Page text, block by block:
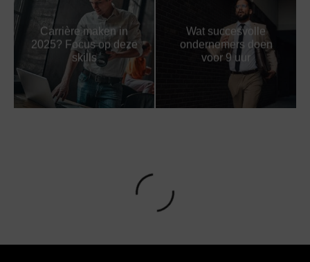
Carrière maken in
2025? Focus op deze
skills
Wat succesvolle
ondernemers doen
voor 9 uur